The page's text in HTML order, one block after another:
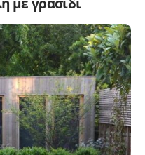
με γρασίδι